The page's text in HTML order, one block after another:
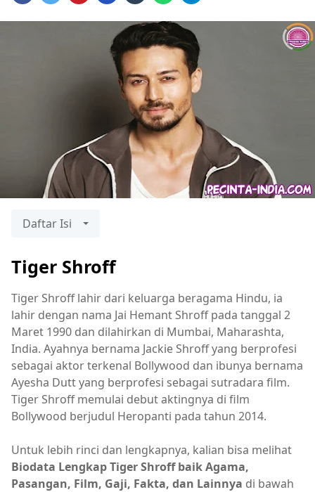
Daftar Isi
Tiger Shroff
Tiger Shroff lahir dari keluarga beragama Hindu, ia
lahir dengan nama Jai Hemant Shroff pada tanggal 2
Maret 1990 dan dilahirkan di Mumbai, Maharashta,
India. Ayahnya bernama Jackie Shroff yang berprofesi
sebagai aktor terkenal Bollywood dan ibunya bernama
Ayesha Dutt yang berprofesi sebagai sutradara film.
Tiger Shroff memulai debut aktingnya di film
Bollywood berjudul Heropanti pada tahun 2014.
Untuk lebih rinci dan lengkapnya, kalian bisa melihat
Biodata Lengkap Tiger Shroff baik Agama,
Pasangan, Film, Gaji, Fakta, dan Lainnya di bawah